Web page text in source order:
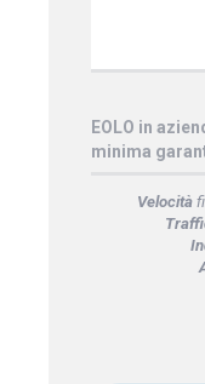
EOLO in
minima
Velocità